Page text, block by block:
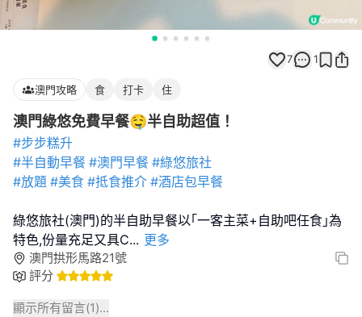
7 1
澳門攻略 食 打卡 住
澳門綠悠免費早餐🤤半自助超值！
#步步糕升
#半自動早餐 #澳門早餐 #綠悠旅社
#放題 #美食 #抵食推介 #酒店包早餐
綠悠旅社(澳門)的半自助早餐以｢一客主菜+自助吧任食｣為
特色,份量充足又具C... 更多
澳門拱形馬路21號
評分
顯示所有留言(1)...